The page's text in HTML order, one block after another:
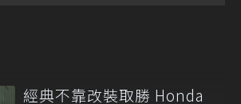
經典不靠改裝取勝 Honda